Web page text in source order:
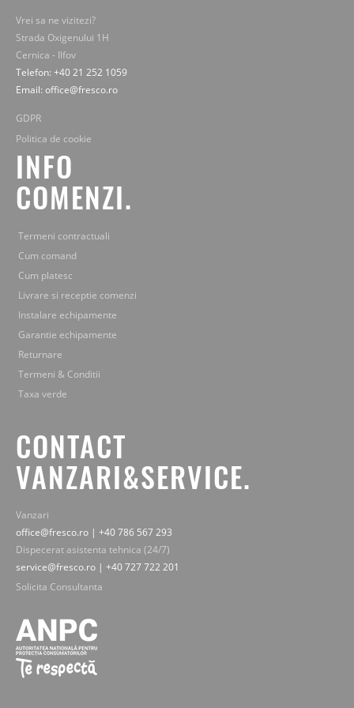
Vrei sa ne vizitezi?
Strada Oxigenului 1H
Cernica - Ilfov
Telefon: +40 21 252 1059
Email: office@fresco.ro
GDPR
Politica de cookie
INFO
COMENZI.
Termeni contractuali
Cum comand
Cum platesc
Livrare si receptie comenzi
Instalare echipamente
Garantie echipamente
Returnare
Termeni & Conditii
Taxa verde
CONTACT
VANZARI&SERVICE.
Vanzari
office@fresco.ro | +40 786 567 293
Dispecerat asistenta tehnica (24/7)
service@fresco.ro | +40 727 722 201
Solicita Consultanta